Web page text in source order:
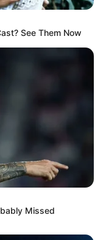
See Them Now
Missed